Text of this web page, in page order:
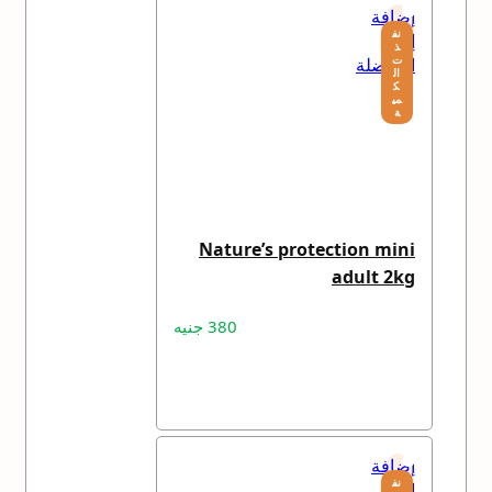
نف
ذ
ت
ال
ك
مي
ة
إضافة
إلى
المفضلة
Nature’s protection mini
adult 2kg
380 جنيه
نف
إضافة